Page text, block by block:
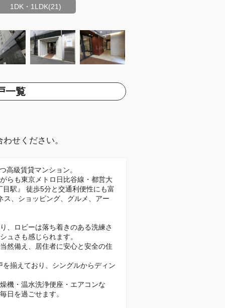
1DK・1LDK(21)
一覧
せください。
高級賃貸マンション。
らも東京メトロ日比谷線・都営大
駅』 徒歩5分と交通利便性にも富
、ショッピング、グルメ、アー
、ロビーは落ち着きのある洗練さ
ュさも感じられます。
然備え、居住者に安心と安全の住
揃えており、シングルからディン
機・温水洗浄便座・エアコンな
日を過ごせます。